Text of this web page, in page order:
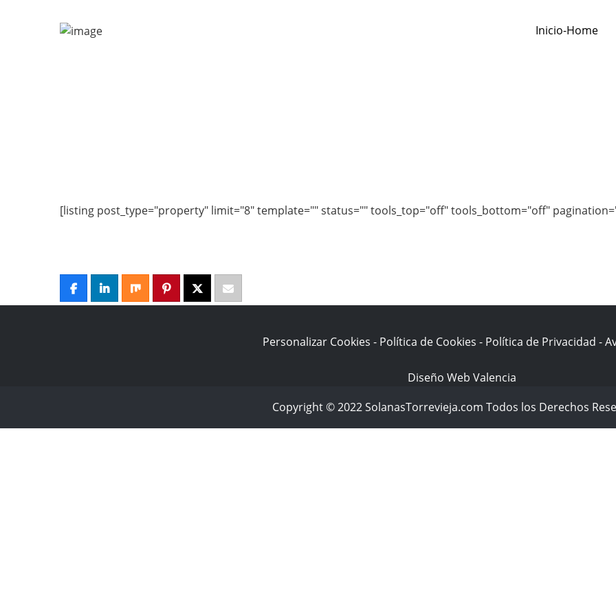
Inicio-Home
[listing post_type="property" limit="8" template="" status="" tools_top="off" tools_bottom="off"
Personalizar Cookies - Política de Cookies - Política de Privacidad -
Diseño Web Valencia
Copyright © 2022 SolanasTorrevieja.com Todos los Derechos